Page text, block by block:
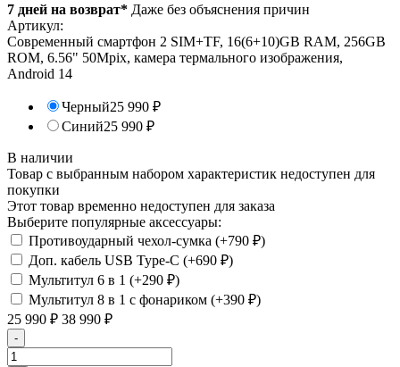
7 дней на возврат* Даже без объяснения причин
Артикул:
Современный смартфон 2 SIM+TF, 16(6+10)GB RAM, 256GB
ROM, 6.56" 50Mpix, камера термального изображения,
Android 14
Черный25 990 ₽
Синий25 990 ₽
В наличии
Товар с выбранным набором характеристик недоступен для
покупки
Этот товар временно недоступен для заказа
Выберите популярные аксессуары:
Противоударный чехол-сумка (+790 ₽)
Доп. кабель USB Type-C (+690 ₽)
Мультитул 6 в 1 (+290 ₽)
Мультитул 8 в 1 с фонариком (+390 ₽)
25 990 ₽ 38 990 ₽
-